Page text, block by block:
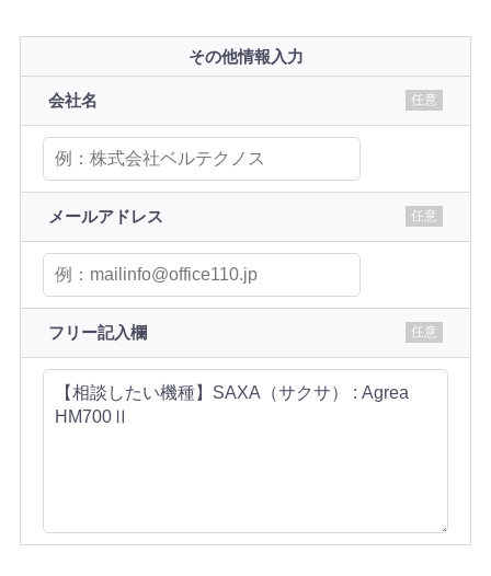
その他情報入力
会社名 任意
メールアドレス 任意
フリー記入欄 任意